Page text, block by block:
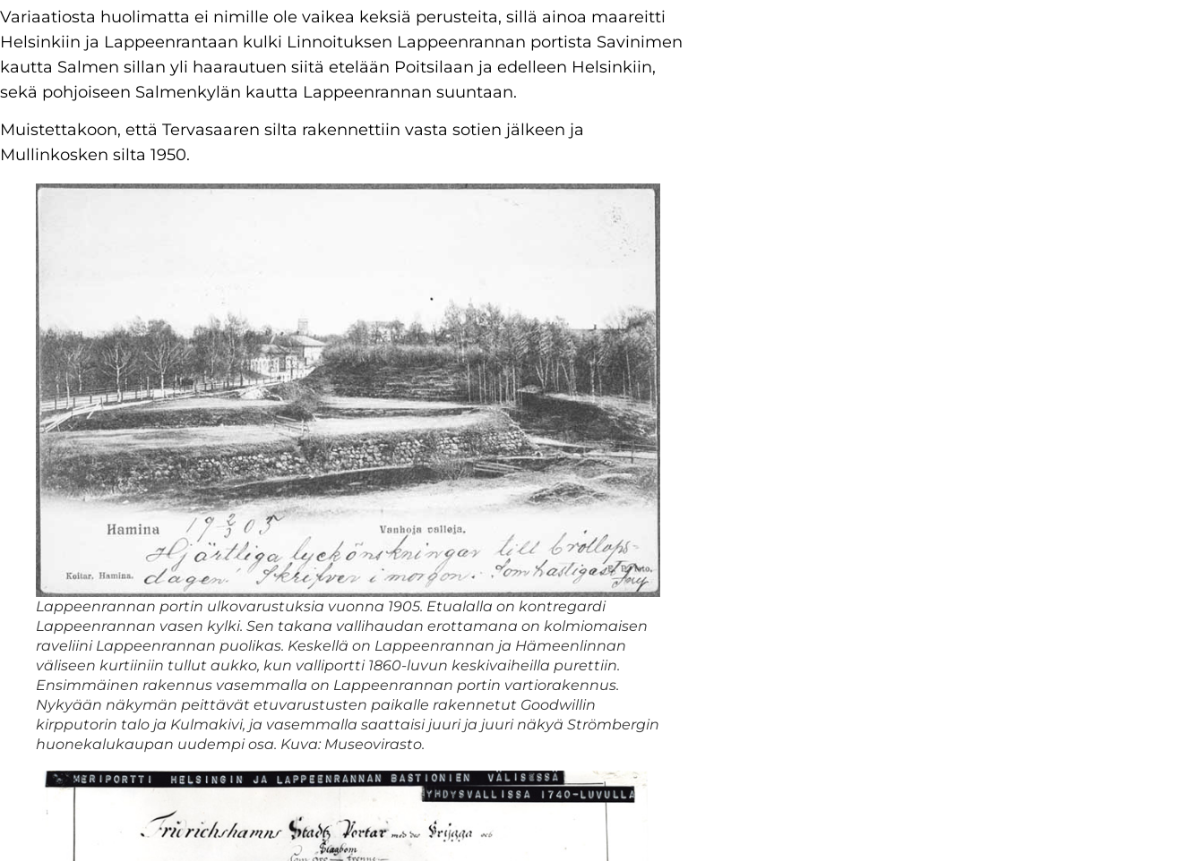
Variaatiosta huolimatta ei nimille ole vaikea keksiä perusteita, sillä ainoa maareitti
Helsinkiin ja Lappeenrantaan kulki Linnoituksen Lappeenrannan portista Savinimen
kautta Salmen sillan yli haarautuen siitä etelään Poitsilaan ja edelleen Helsinkiin,
sekä pohjoiseen Salmenkylän kautta Lappeenrannan suuntaan.
Muistettakoon, että Tervasaaren silta rakennettiin vasta sotien jälkeen ja
Mullinkosken silta 1950.
Lappeenrannan portin ulkovarustuksia vuonna 1905. Etualalla on kontregardi
Lappeenrannan vasen kylki. Sen takana vallihaudan erottamana on kolmiomaisen
raveliini Lappeenrannan puolikas. Keskellä on Lappeenrannan ja Hämeenlinnan
väliseen kurtiiniin tullut aukko, kun valliportti 1860-luvun keskivaiheilla purettiin.
Ensimmäinen rakennus vasemmalla on Lappeenrannan portin vartiorakennus.
Nykyään näkymän peittävät etuvarustusten paikalle rakennetut Goodwillin
kirpputorin talo ja Kulmakivi, ja vasemmalla saattaisi juuri ja juuri näkyä Strömbergin
huonekalukaupan uudempi osa. Kuva: Museovirasto.